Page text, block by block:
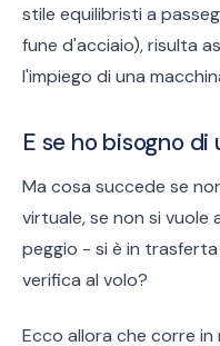
stile equilibristi a
fune d'acciaio), risulta
l'impiego di una
E se ho bisogno di
Ma cosa succede se
virtuale, se non si
peggio - si è in
verifica al volo?
Ecco allora che corre